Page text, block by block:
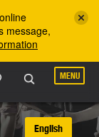
message,
MENU
English